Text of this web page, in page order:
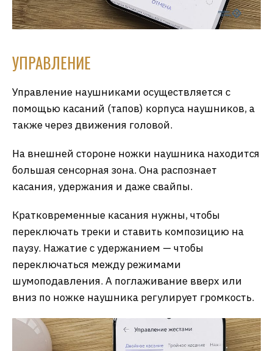
УПРАВЛЕНИЕ
Управление наушниками осуществляется с
помощью касаний (тапов) корпуса наушников, а
также через движения головой.
На внешней стороне ножки наушника находится
большая сенсорная зона. Она распознает
касания, удержания и даже свайпы.
Кратковременные касания нужны, чтобы
переключать треки и ставить композицию на
паузу. Нажатие с удержанием — чтобы
переключаться между режимами
шумоподавления. А поглаживание вверх или
вниз по ножке наушника регулирует громкость.